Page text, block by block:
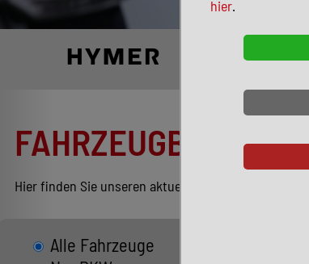
FAHRZEUGBESTAND
Hier finden Sie unseren aktuellen Bestand
Alle Fahrzeuge
hier.